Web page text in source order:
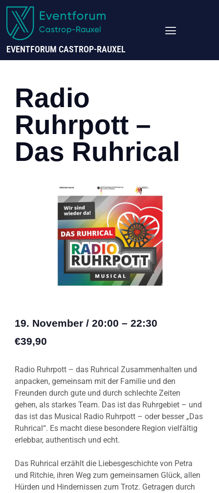
EVENTFORUM CASTROP-RAUXEL
Radio
Ruhrpott –
Das Ruhrical
19. November / 20:00 – 22:30
€39,90
Radio Ruhrpott – das Ruhrical Zusammenhalten und
anpacken, gemeinsam mit der Familie und den
Freunden durch gute und durch schlechte Zeiten
gehen, als starkes Team. Das ist das Ruhrgebiet – und
das ist das Musical Radio Ruhrpott – oder besser „Das
Ruhrical“. Es macht diese besondere Region vielfältig
erlebbar, authentisch und echt.
Das Ruhrical erzählt die Liebesgeschichte von Petra
und Ritchie, ihren Weg zum gemeinsamen Glück, allen
Hürden und Hindernissen zum Trotz. Getragen durch